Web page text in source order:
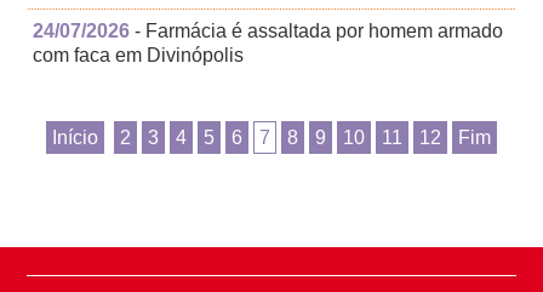
24/07/2026 - Farmácia é assaltada por homem armado
com faca em Divinópolis
Início 2 3 4 5 6 7 8 9 10 11 12 Fim